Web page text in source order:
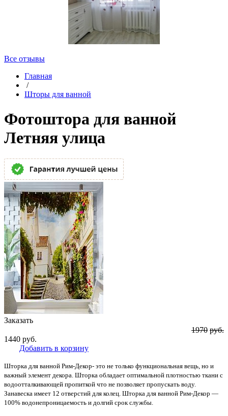
Все отзывы
Главная
/
Шторы для ванной
Фотоштора для ванной
Летняя улица
Заказать
1970 руб.
1440 руб.
Добавить в корзину
Шторка для ванной Рим-Декор- это не только функциональная вещь, но и
важный элемент декора. Шторка обладает оптимальной плотностью ткани с
водоотталкивающей пропиткой что не позволяет пропускать воду.
Занавеска имеет 12 отверстий для колец. Шторка для ванной Рим-Декор —
100% водонепроницаемость и долгий срок службы.